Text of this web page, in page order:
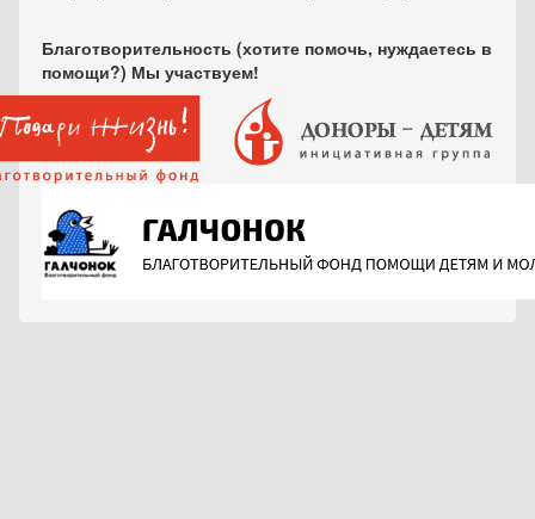
Благотворительность (хотите помочь, нуждаетесь в
помощи?) Мы участвуем!